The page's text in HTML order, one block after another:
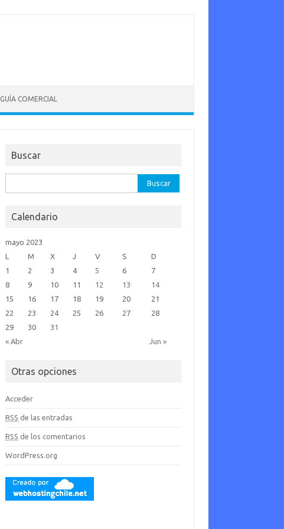
GUÍA COMERCIAL
Buscar
Calendario
mayo 2023
L
M X J V S D
« Abr Jun »
1 2 3 4 5 6
7
8
9 10 11 12 13
14
15
16 17 18 19 20
21
22
23 24 25 26 27
28
29
30 31
Otras opciones
Acceder
RSS de las entradas
RSS de los comentarios
WordPress.org